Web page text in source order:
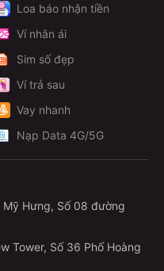
Loa báo nhận tiền
Ví nhân ái
Sim số đẹp
Ví trả sau
Vay nhanh
Nạp Data 4G/5G
Mỹ Hưng, Số 08 đường
Tower, Số 36 Phố Hoàng